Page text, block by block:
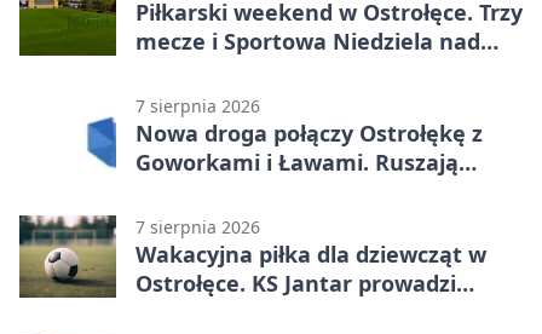
Piłkarski weekend w Ostrołęce. Trzy
mecze i Sportowa Niedziela nad
7 sierpnia 2026
Nowa droga połączy Ostrołękę z
Goworkami i Ławami. Ruszają
7 sierpnia 2026
Wakacyjna piłka dla dziewcząt w
Ostrołęce. KS Jantar prowadzi